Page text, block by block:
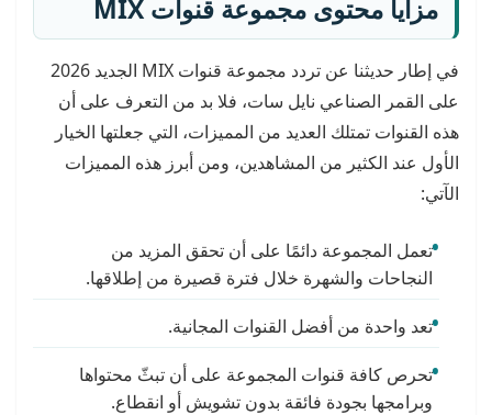
مزايا محتوى مجموعة قنوات MIX
في إطار حديثنا عن تردد مجموعة قنوات MIX الجديد 2026
على القمر الصناعي نايل سات، فلا بد من التعرف على أن
هذه القنوات تمتلك العديد من المميزات، التي جعلتها الخيار
الأول عند الكثير من المشاهدين، ومن أبرز هذه المميزات
الآتي:
تعمل المجموعة دائمًا على أن تحقق المزيد من
النجاحات والشهرة خلال فترة قصيرة من إطلاقها.
تعد واحدة من أفضل القنوات المجانية.
تحرص كافة قنوات المجموعة على أن تبثّ محتواها
وبرامجها بجودة فائقة بدون تشويش أو انقطاع.